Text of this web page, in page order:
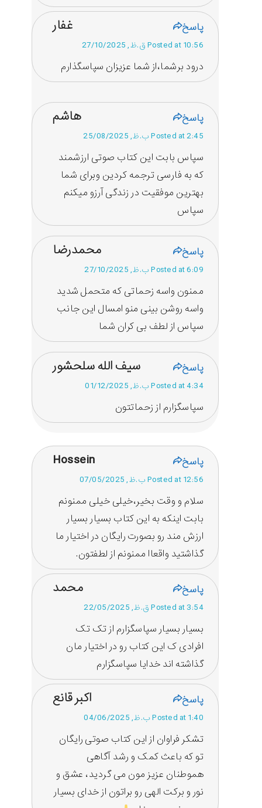
غفار پاسخ
Posted at 10:56 ق.ظ, 27/10/2025
درود برشما،از شما عزیزان سپاسگذارم
هاشم پاسخ
Posted at 2:45 ب.ظ, 25/08/2025
سپاس بابت این کتاب صوتی ارزشمند
که به فارسی ترجمه کردین وبرای شما
بهترین موفقیت در زندگی آرزو میکنم
سپاس
محمدرضا پاسخ
Posted at 6:09 ب.ظ, 27/10/2025
ممنون واسه زحماتی که متحمل شدید
واسه روشن بینی منو امسال این جانب
سپاس از لطف بی کران شما
سیف الله سلحشور پاسخ
Posted at 4:34 ب.ظ, 01/12/2025
سپاسگزارم از زحماتتون
Hossein پاسخ
Posted at 12:56 ب.ظ, 07/05/2025
سلام و وقت بخیر،خیلی خیلی ممنونم
بابت اینکه به این کتاب بسیار بسیار
ارزش مند رو بصورت رایگان در اختیار ما
گذاشتید واقعاا ممنونم از لطفتون.
محمد پاسخ
Posted at 3:54 ق.ظ, 22/05/2025
بسیار بسیار سپاسگزارم از تک تک
افرادی ک این کتاب رو در اختیار مان
گذاشته اند خدایا سپاسگزارم
اکبر قانع پاسخ
Posted at 1:40 ب.ظ, 04/06/2025
تشکر فراوان از این کتاب صوتی رایگان
تو که باعث کمک و رشد آگاهی
هموطنان عزیز مون می گردید، عشق و
نور و برکت الهی رو براتون از خدای بسیار